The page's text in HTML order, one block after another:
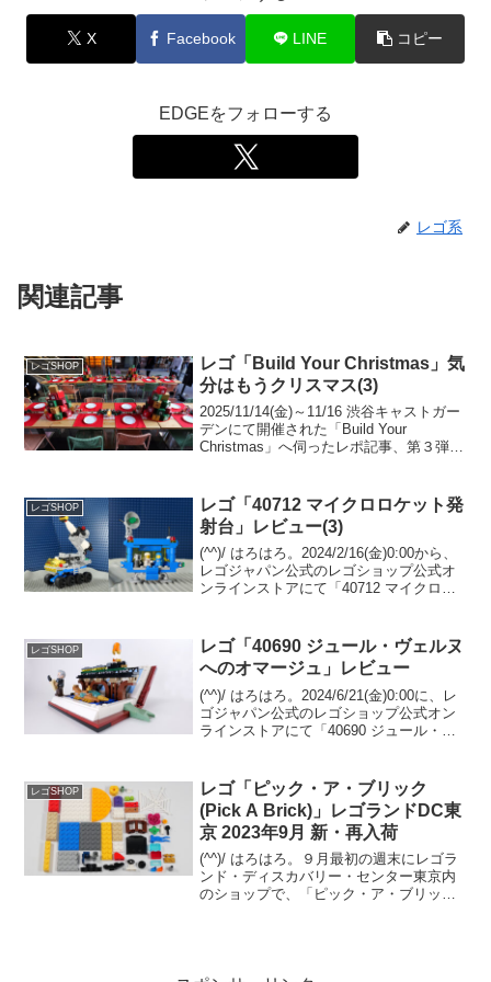
X Facebook LINE コピー
EDGEをフォローする
レゴ系
関連記事
レゴSHOP
レゴ「Build Your Christmas」気
分はもうクリスマス(3)
2025/11/14(金)～11/16 渋谷キャストガー
デンにて開催された「Build Your
Christmas」へ伺ったレポ記事、第３弾で
事レゴシ...
レゴSHOP
レゴ「40712 マイクロロケット発
射台」レビュー(3)
(^^)/ はろはろ。2024/2/16(金)0:00から、
レゴジャパン公式のレゴショップ公式オ
ンラインストアにて「40712 マイクロロ
定はSOLD OUT...
レゴSHOP
レゴ「40690 ジュール・ヴェルヌ
へのオマージュ」レビュー
(^^)/ はろはろ。2024/6/21(金)0:00に、レ
ゴジャパン公式のレゴショップ公式オン
ラインストアにて「40690 ジュール・ヴ
6/24(月)から在庫があ...
レゴSHOP
レゴ「ピック・ア・ブリック
(Pick A Brick)」レゴランドDC東
京 2023年9月 新・再入荷
(^^)/ はろはろ。９月最初の週末にレゴラ
ンド・ディスカバリー・センター東京内
のショップで、「ピック・ア・ブリック